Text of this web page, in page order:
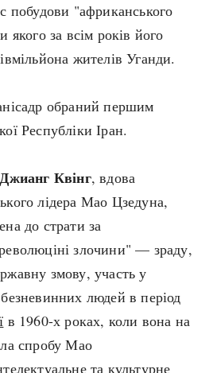
побудови "африканського
якого за всім років його
жителів Уганди.
обраний першим
Республіки Іран.
Джианг Квінг, вдова
лідера Мао Цзедуна,
до страти за
злочини" — зраду,
змову, участь у
людей в період
в 1960-х роках, коли вона на
спробу Мао
та культурне